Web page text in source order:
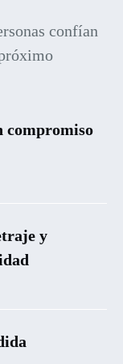
confían
compromiso
y